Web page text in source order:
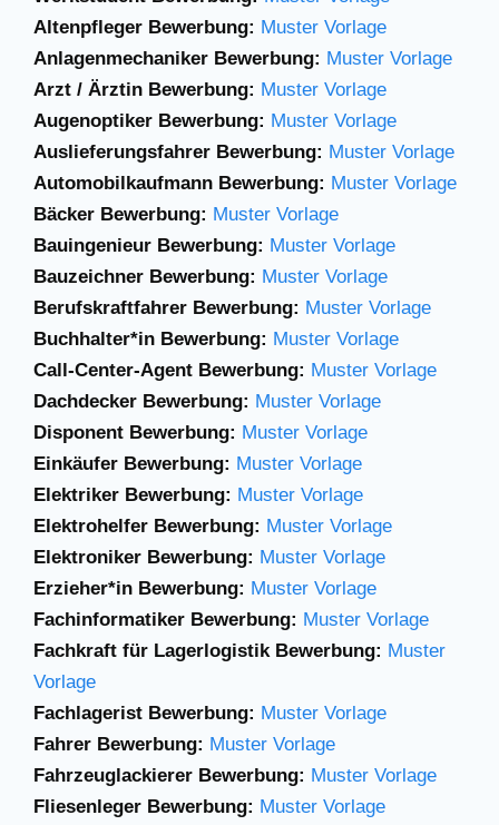
Altenpfleger Bewerbung: Muster Vorlage
Anlagenmechaniker Bewerbung: Muster Vorlage
Arzt / Ärztin Bewerbung: Muster Vorlage
Augenoptiker Bewerbung: Muster Vorlage
Auslieferungsfahrer Bewerbung: Muster Vorlage
Automobilkaufmann Bewerbung: Muster Vorlage
Bäcker Bewerbung: Muster Vorlage
Bauingenieur Bewerbung: Muster Vorlage
Bauzeichner Bewerbung: Muster Vorlage
Berufskraftfahrer Bewerbung: Muster Vorlage
Buchhalter*in Bewerbung: Muster Vorlage
Call-Center-Agent Bewerbung: Muster Vorlage
Dachdecker Bewerbung: Muster Vorlage
Disponent Bewerbung: Muster Vorlage
Einkäufer Bewerbung: Muster Vorlage
Elektriker Bewerbung: Muster Vorlage
Elektrohelfer Bewerbung: Muster Vorlage
Elektroniker Bewerbung: Muster Vorlage
Erzieher*in Bewerbung: Muster Vorlage
Fachinformatiker Bewerbung: Muster Vorlage
Fachkraft für Lagerlogistik Bewerbung: Muster
Vorlage
Fachlagerist Bewerbung: Muster Vorlage
Fahrer Bewerbung: Muster Vorlage
Fahrzeuglackierer Bewerbung: Muster Vorlage
Fliesenleger Bewerbung: Muster Vorlage